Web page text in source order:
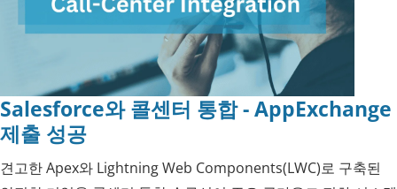
Salesforce와 콜센터 통합 - AppExchange
제출 성공
견고한 Apex와 Lightning Web Components(LWC)로 구축된